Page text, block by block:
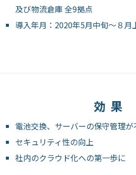
及び物流倉庫 全9拠点
導入年月：2020年5月中旬～８月
効果
電池交換、サーバーの保守管理が
セキュリティ性の向上
社内のクラウド化への第一歩に